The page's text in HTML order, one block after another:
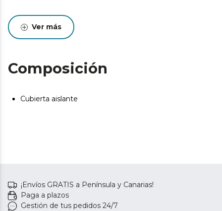
Ver más
Composición
Cubierta aislante
¡Envíos GRATIS a Península y Canarias!
Paga a plazos
Gestión de tus pedidos 24/7